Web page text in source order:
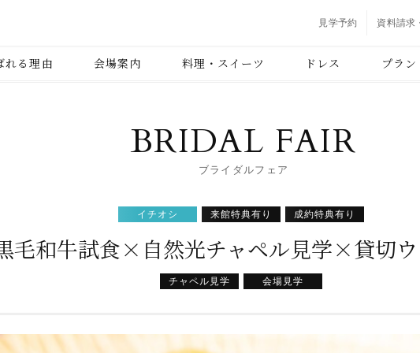
見学予約 資料請求
れる理由 会場案内 料理・スイーツ ドレス プラン
BRIDAL FAIR
ブライダルフェア
イチオシ 来館特典有り 成約特典有り
毛和牛試食×自然光チャペル見学×貸切
チャペル見学 会場見学